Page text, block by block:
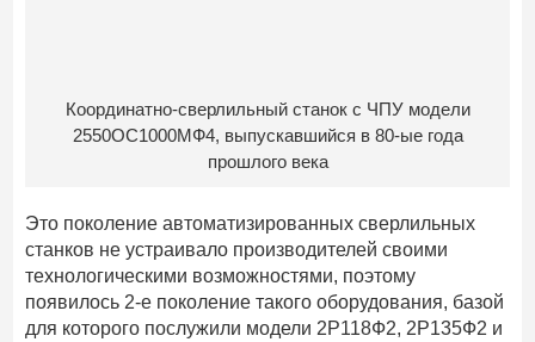
Координатно-сверлильный станок с ЧПУ модели
2550ОС1000МФ4, выпускавшийся в 80-ые года
прошлого века
Это поколение автоматизированных сверлильных
станков не устраивало производителей своими
технологическими возможностями, поэтому
появилось 2-е поколение такого оборудования, базой
для которого послужили модели 2Р118Ф2, 2Р135Ф2 и